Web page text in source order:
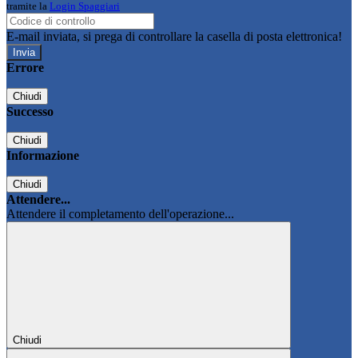
tramite la Login Spaggiari
E-mail inviata, si prega di controllare la casella di posta elettronica!
Errore
Chiudi
Successo
Chiudi
Informazione
Chiudi
Attendere...
Attendere il completamento dell'operazione...
Chiudi